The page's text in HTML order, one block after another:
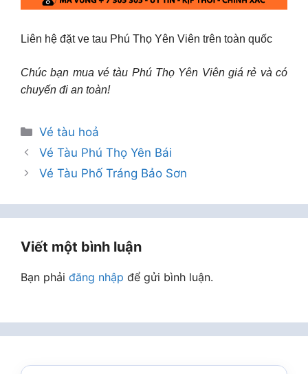
Liên hệ đặt ve tau Phú Thọ Yên Viên trên toàn quốc
Chúc bạn mua vé tàu Phú Thọ Yên Viên giá rẻ và có
chuyến đi an toàn!
Danh
mục
Vé tàu hoả
Vé Tàu Phú Thọ Yên Bái
Vé Tàu Phố Tráng Bảo Sơn
Viết một bình luận
Bạn phải đăng nhập để gửi bình luận.